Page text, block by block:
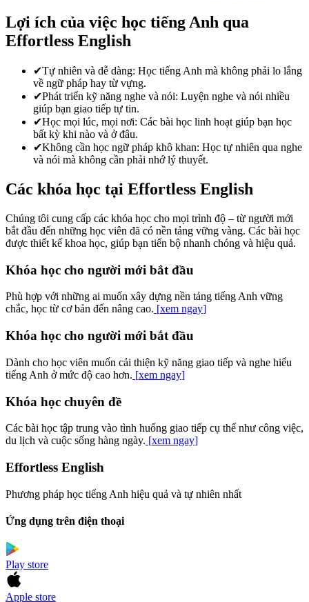
Lợi ích của việc học tiếng Anh qua
Effortless English
✔Tự nhiên và dễ dàng: Học tiếng Anh mà không phải lo lắng
về ngữ pháp hay từ vựng.
✔Phát triển kỹ năng nghe và nói: Luyện nghe và nói nhiều
giúp bạn giao tiếp tự tin.
✔Học mọi lúc, mọi nơi: Các bài học linh hoạt giúp bạn học
bất kỳ khi nào và ở đâu.
✔Không cần học ngữ pháp khô khan: Học tự nhiên qua nghe
và nói mà không cần phải nhớ lý thuyết.
Các khóa học tại Effortless English
Chúng tôi cung cấp các khóa học cho mọi trình độ – từ người mới
bắt đầu đến những học viên đã có nền tảng vững vàng. Các bài học
được thiết kế khoa học, giúp bạn tiến bộ nhanh chóng và hiệu quả.
Khóa học cho người mới bắt đầu
Phù hợp với những ai muốn xây dựng nền tảng tiếng Anh vững
chắc, học từ cơ bản đến nâng cao. [xem ngay]
Khóa học cho người mới bắt đầu
Dành cho học viên muốn cải thiện kỹ năng giao tiếp và nghe hiểu
tiếng Anh ở mức độ cao hơn. [xem ngay]
Khóa học chuyên đề
Các bài học tập trung vào tình huống giao tiếp cụ thể như công việc,
du lịch và cuộc sống hàng ngày. [xem ngay]
Effortless English
Phương pháp học tiếng Anh hiệu quả và tự nhiên nhất
Ứng dụng trên điện thoại
Play store
Apple store